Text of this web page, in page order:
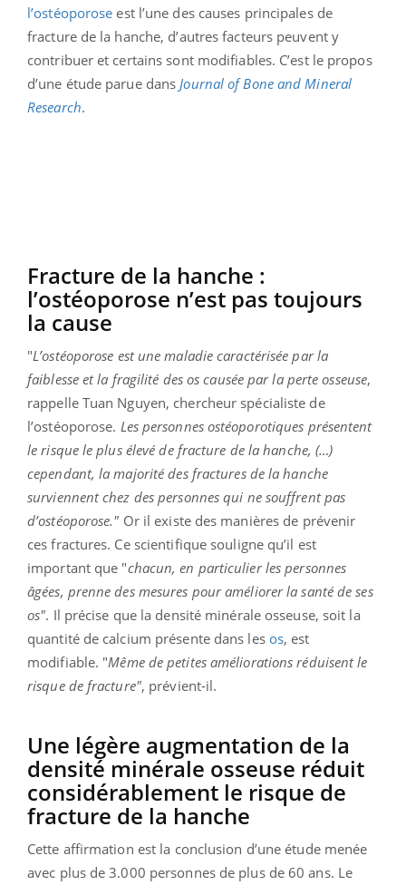
l’ostéoporose est l’une des causes principales de
fracture de la hanche, d’autres facteurs peuvent y
contribuer et certains sont modifiables. C’est le propos
d’une étude parue dans Journal of Bone and Mineral
Research.
Fracture de la hanche :
l’ostéoporose n’est pas toujours
la cause
"L’ostéoporose est une maladie caractérisée par la
faiblesse et la fragilité des os causée par la perte osseuse,
rappelle Tuan Nguyen, chercheur spécialiste de
l’ostéoporose. Les personnes ostéoporotiques présentent
le risque le plus élevé de fracture de la hanche, (…)
cependant, la majorité des fractures de la hanche
surviennent chez des personnes qui ne souffrent pas
d’ostéoporose." Or il existe des manières de prévenir
ces fractures. Ce scientifique souligne qu’il est
important que "chacun, en particulier les personnes
âgées, prenne des mesures pour améliorer la santé de ses
os". Il précise que la densité minérale osseuse, soit la
quantité de calcium présente dans les os, est
modifiable. "Même de petites améliorations réduisent le
risque de fracture", prévient-il.
Une légère augmentation de la
densité minérale osseuse réduit
considérablement le risque de
fracture de la hanche
Cette affirmation est la conclusion d’une étude menée
avec plus de 3.000 personnes de plus de 60 ans. Le